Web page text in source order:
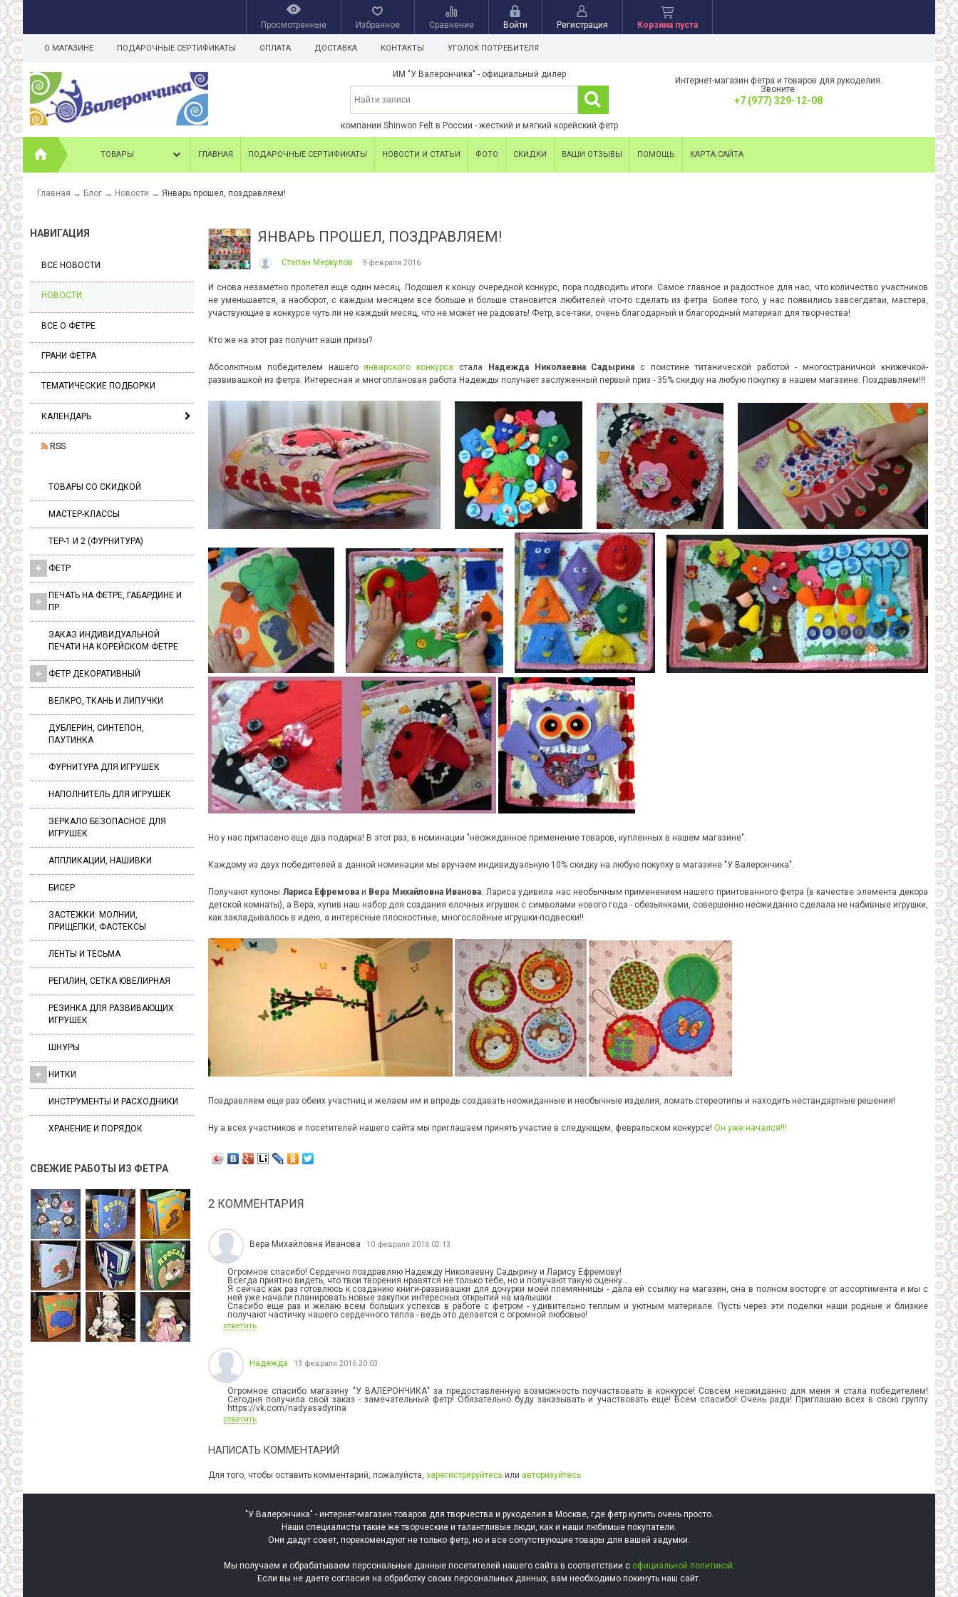
Просмотренные Избранное Сравнение Войти Регистрация Корзина пуста
О МАГАЗИНЕ ПОДАРОЧНЫЕ СЕРТИФИКАТЫ ОПЛАТА ДОСТАВКА КОНТАКТЫ УГОЛОК ПОТРЕБИТЕЛЯ
ИМ "У Валерончика" - официальный дилер
компании Shinwon Felt в России - жесткий и мягкий корейский фетр
Интернет-магазин фетра и товаров для рукоделия.
Звоните:
+7 (977) 329-12-08
ТОВАРЫ ГЛАВНАЯ ПОДАРОЧНЫЕ СЕРТИФИКАТЫ НОВОСТИ И СТАТЬИ ФОТО СКИДКИ ВАШИ ОТЗЫВЫ ПОМОЩЬ КАРТА САЙТА
Главная → Блог → Новости → Январь прошел, поздравляем!
НАВИГАЦИЯ
ВСЕ НОВОСТИ
НОВОСТИ
ВСЕ О ФЕТРЕ
ГРАНИ ФЕТРА
ТЕМАТИЧЕСКИЕ ПОДБОРКИ
КАЛЕНДАРЬ
RSS
ТОВАРЫ СО СКИДКОЙ
МАСТЕР-КЛАССЫ
ТЕР-1 И 2 (ФУРНИТУРА)
ФЕТР
ПЕЧАТЬ НА ФЕТРЕ, ГАБАРДИНЕ И
ПР.
ЗАКАЗ ИНДИВИДУАЛЬНОЙ
ПЕЧАТИ НА КОРЕЙСКОМ ФЕТРЕ
ФЕТР ДЕКОРАТИВНЫЙ
ВЕЛКРО, ТКАНЬ И ЛИПУЧКИ
ДУБЛЕРИН, СИНТЕПОН,
ПАУТИНКА
ФУРНИТУРА ДЛЯ ИГРУШЕК
НАПОЛНИТЕЛЬ ДЛЯ ИГРУШЕК
ЗЕРКАЛО БЕЗОПАСНОЕ ДЛЯ
ИГРУШЕК
АППЛИКАЦИИ, НАШИВКИ
БИСЕР
ЗАСТЕЖКИ: МОЛНИИ,
ПРИЩЕПКИ, ФАСТЕКСЫ
ЛЕНТЫ И ТЕСЬМА
РЕГИЛИН, СЕТКА ЮВЕЛИРНАЯ
РЕЗИНКА ДЛЯ РАЗВИВАЮЩИХ
ИГРУШЕК
ШНУРЫ
НИТКИ
ИНСТРУМЕНТЫ И РАСХОДНИКИ
ХРАНЕНИЕ И ПОРЯДОК
СВЕЖИЕ РАБОТЫ ИЗ ФЕТРА
ЯНВАРЬ ПРОШЕЛ, ПОЗДРАВЛЯЕМ!
Степан Меркулов 9 февраля 2016
И снова незаметно пролетел еще один месяц. Подошел к концу очередной конкурс, пора подводить итоги. Самое главное и радостное для нас, что количество участников
не уменьшается, а наоборот, с каждым месяцем все больше и больше становится любителей что-то сделать из фетра. Более того, у нас появились завсегдатаи, мастера,
участвующие в конкурсе чуть ли не каждый месяц, что не может не радовать! Фетр, все-таки, очень благодарный и благородный материал для творчества!
Кто же на этот раз получит наши призы?
Абсолютным победителем нашегоянварского конкурса стала Надежда Николаевна Садырина с поистине титанической работой - многостраничной книжечкой-
развивашкой из фетра. Интересная и многоплановая работа Надежды получает заслуженный первый приз - 35% скидку на любую покупку в нашем магазине. Поздравляем!!!
Но у нас припасено еще два подарка! В этот раз, в номинации "неожиданное применение товаров, купленных в нашем магазине".
Каждому из двух победителей в данной номинации мы вручаем индивидуальную 10% скидку на любую покупку в магазине "У Валерончика".
Получают купоны Лариса Ефремоваи Вера Михайловна Иванова. Лариса удивила нас необычным применением нашего принтованного фетра (в качестве элемента декора
детской комнаты), а Вера, купив наш набор для создания елочных игрушек с символами нового года - обезьянками, совершенно неожиданно сделала не набивные игрушки,
как закладывалось в идею, а интересные плоскостные, многослойные игрушки-подвески!!
Поздравляем еще раз обеих участниц и желаем им и впредь создавать неожиданные и необычные изделия, ломать стереотипы и находить нестандартные решения!
Ну а всех участников и посетителей нашего сайта мы приглашаем принять участие в следующем, февральском конкурсе! Он уже начался!!!
2 КОММЕНТАРИЯ
Вера Михайловна Иванова 10 февраля 2016 02:13
Огромное спасибо! Сердечно поздравляю Надежду Николаевну Садырину и Ларису Ефремову!
Всегда приятно видеть, что твои творения нравятся не только тебе, но и получают такую оценку...
Я сейчас как раз готовлюсь к созданию книги-развивашки для дочурки моей племянницы - дала ей ссылку на магазин, она в полном восторге от ассортимента и мы с
ней уже начали планировать новые закупки интересных открытий на малышки...
Спасибо еще раз и желаю всем больших успехов в работе с фетром - удивительно теплым и уютным материале. Пусть через эти поделки наши родные и близкие
получают частичку нашего сердечного тепла - ведь это делается с огромной любовью!
ответить
Надежда 13 февраля 2016 20:03
Огромное спасибо магазину "У ВАЛЕРОНЧИКА" за предоставленную возможность поучаствовать в конкурсе! Совсем неожиданно для меня я стала победителем!
Сегодня получила свой заказ - замечательный фетр! Обязательно буду заказывать и участвовать еще! Всем спасибо! Очень рада! Приглашаю всех в свою группу
https://vk.com/nadyasadyrina
ответить
НАПИСАТЬ КОММЕНТАРИЙ
Для того, чтобы оставить комментарий, пожалуйста, зарегистрируйтесь или авторизуйтесь
"У Валерончика" - интернет-магазин товаров для творчества и рукоделия в Москве, где фетр купить очень просто.
Наши специалисты такие же творческие и талантливые люди, как и наши любимые покупатели.
Они дадут совет, порекомендуют не только фетр, но и все сопутствующие товары для вашей задумки.
Мы получаем и обрабатываем персональные данные посетителей нашего сайта в соответствии с официальной политикой.
Если вы не даете согласия на обработку своих персональных данных, вам необходимо покинуть наш сайт.